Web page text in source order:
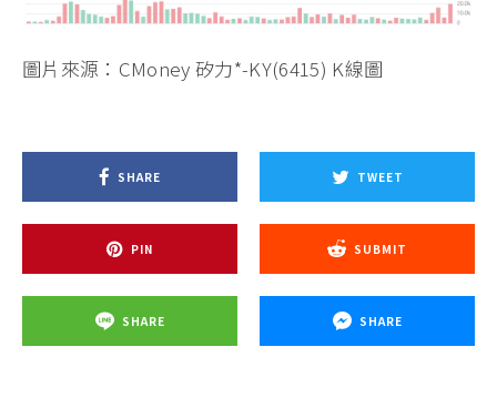
圖片來源：CMoney 矽力*-KY(6415) K線圖
SHARE TWEET
PIN SUBMIT
SHARE SHARE